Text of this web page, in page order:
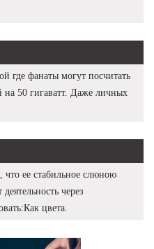
где фанаты могут посчитать
на 50 гигаватт. Даже личных
ее стабильное слюною
через
цвета.